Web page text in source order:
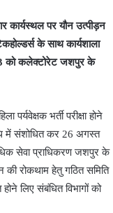
कार्यस्थल पर यौन उत्पीड़न
के साथ कार्यशाला
को कलेक्टोरेट जशपुर के
पर्यवेक्षक भर्ती परीक्षा होने
में संशोधित कर 26 अगस्त
सेवा प्राधिकरण जशपुर के
की रोकथाम हेतु गठित समिति
लिए संबंधित विभागों को